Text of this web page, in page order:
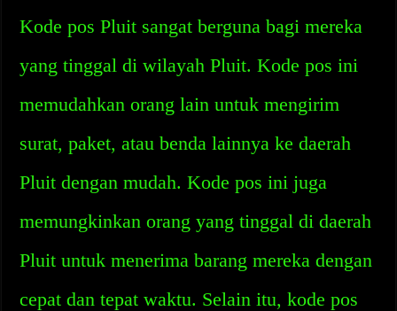
Kode pos Pluit sangat berguna bagi mereka
yang tinggal di wilayah Pluit. Kode pos ini
memudahkan orang lain untuk mengirim
surat, paket, atau benda lainnya ke daerah
Pluit dengan mudah. Kode pos ini juga
memungkinkan orang yang tinggal di daerah
Pluit untuk menerima barang mereka dengan
cepat dan tepat waktu. Selain itu, kode pos